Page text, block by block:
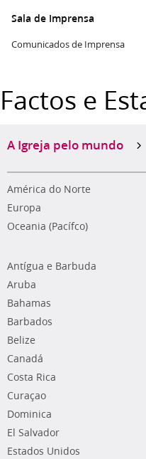
Sala de Imprensa
Comunicados de Imprensa
Factos e
A Igreja pelo mundo
América do Norte
Europa
Oceania (Pacífco)
Antígua e Barbuda
Aruba
Bahamas
Barbados
Belize
Canadá
Costa Rica
Curaçao
Dominica
El Salvador
Estados Unidos